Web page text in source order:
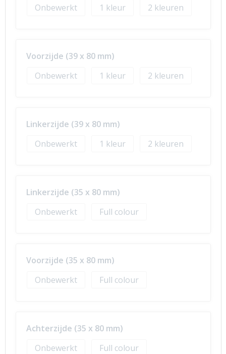
Onbewerkt
1 2
Voorzijde (39 x 80 mm)
Onbewerkt
1 2
Linkerzijde (39 x 80 mm)
Onbewerkt
1 2
Linkerzijde (35 x 80 mm)
Onbewerkt
Full colour
Voorzijde (35 x 80 mm)
Onbewerkt
Full colour
Achterzijde (35 x 80 mm)
Onbewerkt
Full colour